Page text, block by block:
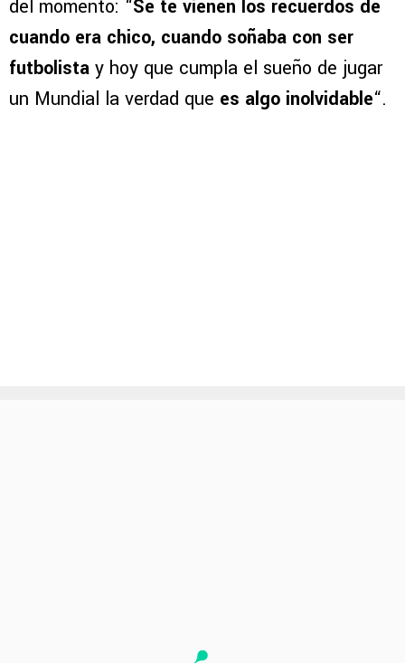
del momento: “Se te vienen los recuerdos de
cuando era chico, cuando soñaba con ser
futbolista y hoy que cumpla el sueño de jugar
un Mundial la verdad que es algo inolvidable“.